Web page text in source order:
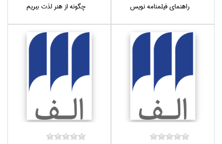
راهنماي فيلمنامه نويس چگونه از هنر لذت ببريم